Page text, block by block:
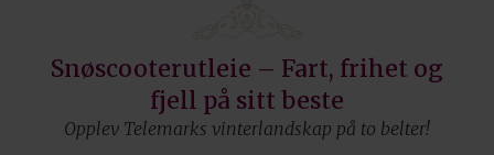
Snøscooterutleie – Fart, frihet og
fjell på sitt beste
Opplev Telemarks vinterlandskap på to belter!